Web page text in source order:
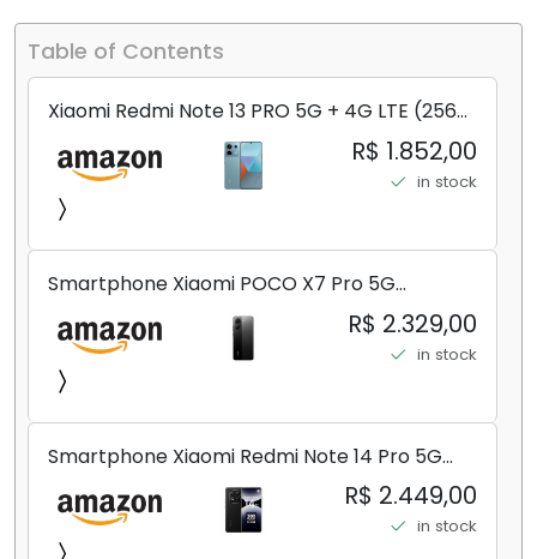
Table of Contents
Xiaomi Redmi Note 13 PRO 5G + 4G LTE (256
GB + 8 GB) 200 MP Triplo (Mobile Mint Tello
e) + (Pacote de carregador duplo de carro
rápido) (Ocean Teal (ROM))
R$ 1.852,00
in stock
Smartphone Xiaomi POCO X7 Pro 5G
8+256GB/12+256GB/12+512GB
R$ 2.329,00
in stock
Smartphone Xiaomi Redmi Note 14 Pro 5G
Midnight Black (Preto) 12GB RAM 512GB ROM
NFC [ 24090RA29G ]
R$ 2.449,00
in stock